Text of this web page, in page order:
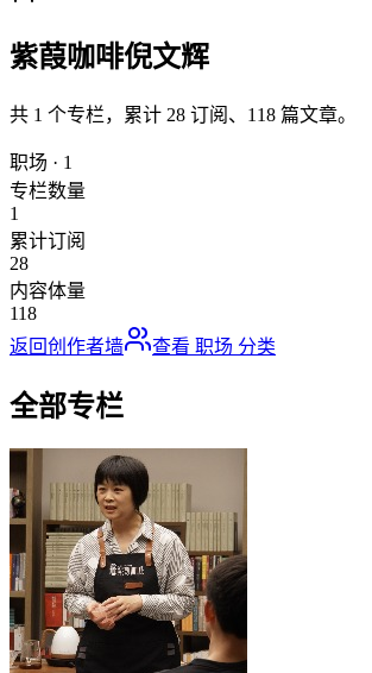
紫葭咖啡倪文辉
共 1 个专栏，累计 28 订阅、 118 篇文章。
职场 · 1
专栏数量
1
累计订阅
28
内容体量
118
返回创作者墙
查看 职场 分类
全部专栏